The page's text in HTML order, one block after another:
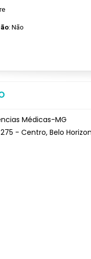
: Não
Médicas-MG
- Centro, Belo